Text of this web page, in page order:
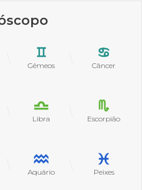
Gêmeos Câncer
Libra Escorpião
Aquário Peixes